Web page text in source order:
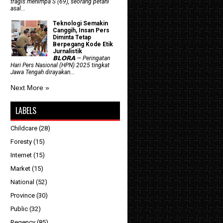
tragis menimpa S (69), seorang petani
asal...
Teknologi Semakin
Canggih, Insan Pers
Diminta Tetap
Berpegang Kode Etik
Jurnalistik
𝗕𝗟𝗢𝗥𝗔 — Peringatan
Hari Pers Nasional (HPN) 2025 tingkat
Jawa Tengah dirayakan...
Next More »
LABELS
Childcare (28)
Foresty (15)
Internet (15)
Market (15)
National (52)
Province (30)
Public (32)